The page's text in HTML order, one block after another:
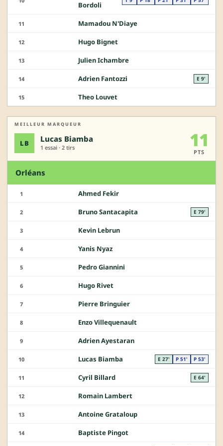
Bordoli
11 Mamadou N'Diaye
12 Hugo Bignet
13 Julien Ichambre
14 Adrien Fantozzi E 9'
15 Theo Louvet
MEILLEUR MARQUEUR
LB Lucas Biamba
1 essai · 2 tirs 11
PTS
Orléans
1 Ahmed Fekir
2 Bruno Santacapita E 79'
3 Kevin Lebrun
4 Yanis Nyaz
5 Pedro Giannini
6 Hugo Rivet
7 Pierre Bringuier
8 Enzo Villequenault
9 Adrien Ayestaran
10 Lucas Biamba E 27' P 51' P 53'
11 Cyril Billard E 64'
12 Romain Lambert
13 Antoine Grataloup
14 Baptiste Pingot